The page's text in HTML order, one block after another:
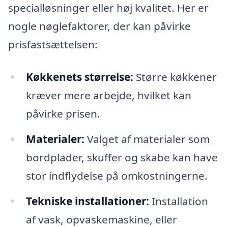
specialløsninger eller høj kvalitet. Her er
nogle nøglefaktorer, der kan påvirke
prisfastsættelsen:
Køkkenets størrelse: Større køkkener
kræver mere arbejde, hvilket kan
påvirke prisen.
Materialer: Valget af materialer som
bordplader, skuffer og skabe kan have
stor indflydelse på omkostningerne.
Tekniske installationer: Installation
af vask, opvaskemaskine, eller